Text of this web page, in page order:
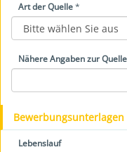
Art der Quelle*
Nähere Angaben zur Quelle
Bewerbungsunterlagen
Lebenslauf